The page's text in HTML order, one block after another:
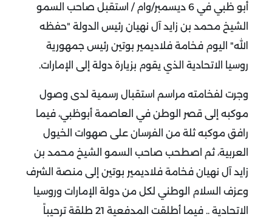
أبو ظبي في 6 ديسمبر/وام / استقبل صاحب السمو
الشيخ محمد بن زايد آل نهيان رئيس الدولة "حفظه
الله" اليوم فخامة فلاديمير بوتين رئيس جمهورية
روسيا الاتحادية الذي يقوم بزيارة دولة إلى الإمارات.
وجرت لفخامته مراسم استقبال رسمية لدى وصول
موكبه إلى قصر الوطن في العاصمة أبوظبي، فيما
رافق موكبه ثلة من الفرسان على صهوات الخيول
العربية، ثم اصطحب صاحب السمو الشيخ محمد بن
زايد آل نهيان فخامة فلاديمير بوتين إلى منصة الشرف
وعزف السلام الوطني لكل من دولة الإمارات وروسيا
الاتحادية .. فيما أطلقت المدفعية 21 طلقة ترحيباً